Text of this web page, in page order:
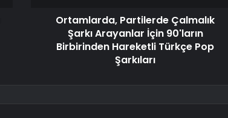
Ortamlarda, Partilerde Çalmalık
Şarkı Arayanlar İçin 90'ların
Birbirinden Hareketli Türkçe Pop
Şarkıları